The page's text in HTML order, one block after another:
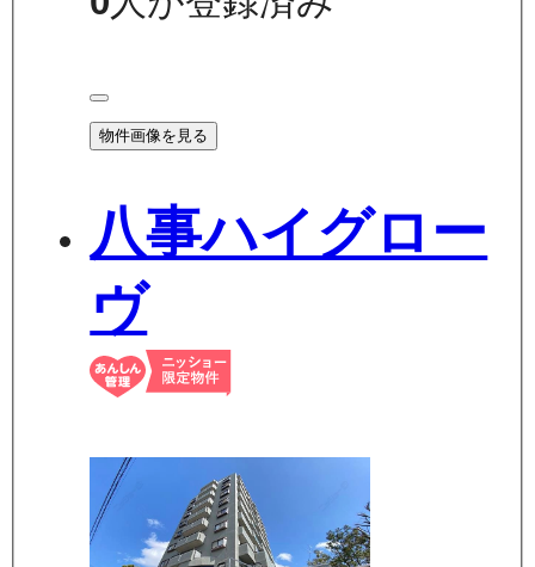
物件画像を見る
八事ハイグロー
ヴ